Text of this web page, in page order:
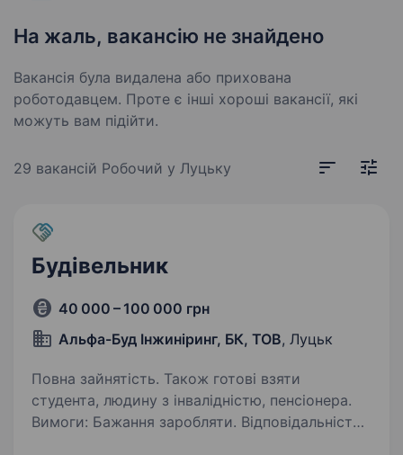
На жаль, вакансію не знайдено
Вакансія була видалена або прихована
роботодавцем. Проте є інші хороші вакансії, які
можуть вам підійти.
29 вакансій Робочий у Луцьку
Будівельник
40 000 – 100 000 грн
Альфа-Буд Інжиніринг, БК, ТОВ, Луцьк
Повна зайнятість. Також готові взяти
студента, людину з інвалідністю, пенсіонера.
Вимоги: Бажання заробляти. Відповідальність.